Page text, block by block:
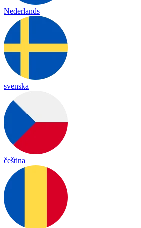
Nederlands
svenska
čeština